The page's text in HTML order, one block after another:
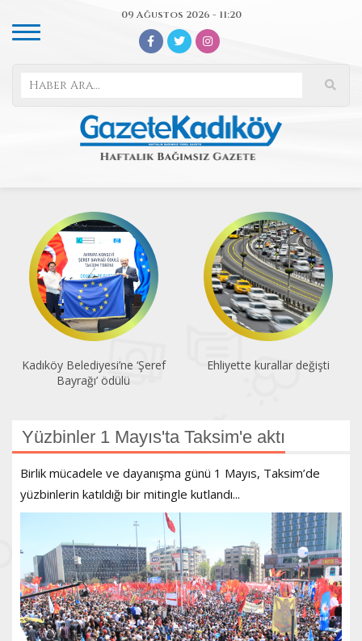
09 Ağustos 2026 - 11:20
Kadıköy Belediyesi’ne ‘Şeref
Bayrağı’ ödülü
Ehliyette kurallar değişti
Yüzbinler 1 Mayıs'ta Taksim'e aktı
Birlik mücadele ve dayanışma günü 1 Mayıs, Taksim’de
yüzbinlerin katıldığı bir mitingle kutlandı...